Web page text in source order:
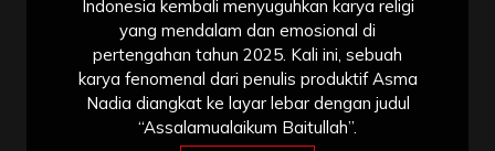
Indonesia kembali menyuguhkan karya religi
yang mendalam dan emosional di
pertengahan tahun 2025. Kali ini, sebuah
karya fenomenal dari penulis produktif Asma
Nadia diangkat ke layar lebar dengan judul
“Assalamualaikum Baitullah”.